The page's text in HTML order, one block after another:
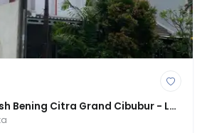
Bening Citra Grand Cibubur - LT
4KT+3KM, Lantai Granit, Garasi 4